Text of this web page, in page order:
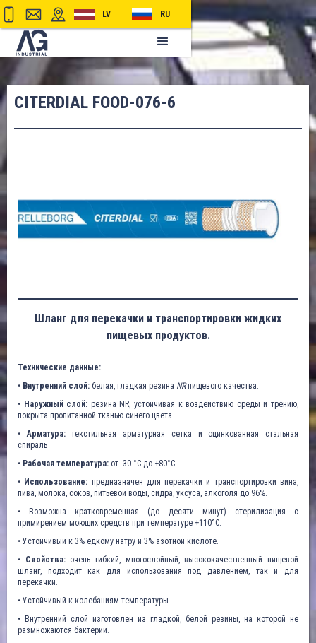
LV RU
CITERDIAL FOOD-076-6
Шланг для перекачки и транспортировки жидких
пищевых продуктов.
Технические данные:
• Внутренний слой: белая, гладкая резина NRпищевого качества.
• Наружный слой: резина NR, устойчивая к воздействию среды и трению,
покрыта пропитанной тканью синего цвета.
•Арматура:текстильная арматурная сетка и оцинкованная стальная
спираль
• Рабочая температура: от -30 °C до +80°C.
• Использование: предназначен для перекачки и транспортировки вина,
пива, молока, соков, питьевой воды, сидра, уксуса, алкоголя до 96%.
• Возможна кратковременная (до десяти минут) стерилизация с
примирением моющих средств при температуре +110°С.
• Устойчивый к 3% едкому натру и 3% азотной кислоте.
• Свойства:очень гибкий, многослойный, высококачественный пищевой
шланг, подходит как для использования под давлением, так и для
перекачки.
• Устойчивый к колебаниям температуры.
• Внутренний слой изготовлен из гладкой, белой резины, на которой не
размножаются бактерии.